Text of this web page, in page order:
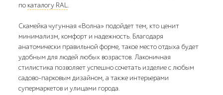
по каталогу RAL.
Скамейка чугунная «Волна» подойдет тем, кто ценит
минимализм, комфорт и надежность. Благодаря
анатомически правильной форме, такое место отдыха будет
удобным для людей любых возрастов. Лаконичная
стилистика позволяет успешно сочетать изделие с любым
садово-парковым дизайном, а также интерьерами
супермаркетов и улицами города.